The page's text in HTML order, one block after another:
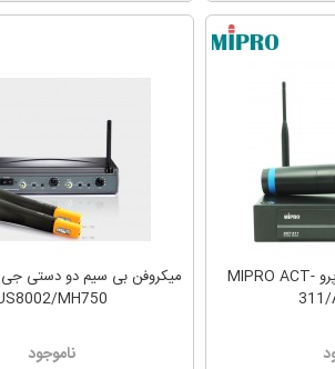
میکروفن بی سیم مای پرو MIPRO ACT-
311/
MH750
ناموجود